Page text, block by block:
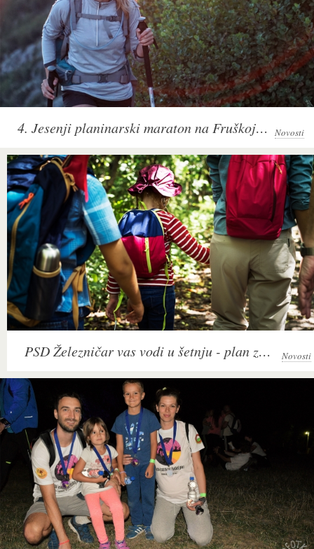
4. Jesenji planinarski maraton na Fruškoj gori Novosti
PSD Železničar vas vodi u šetnju - plan za oktobar 2018 Novosti